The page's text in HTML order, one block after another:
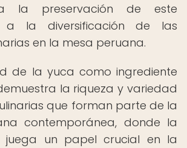
la preservación de este
a la diversificación de las
en la mesa peruana.
de la yuca como ingrediente
la riqueza y variedad
que forman parte de la
contemporánea, donde la
juega un papel crucial en la